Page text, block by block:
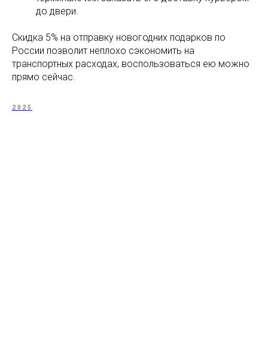
до двери.
Скидка 5% на отправку новогодних подарков по
России позволит неплохо сэкономить на
транспортных расходах, воспользоваться ею можно
прямо сейчас.
2025